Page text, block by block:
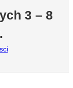
3 – 8